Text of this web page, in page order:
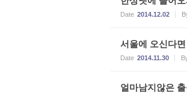
Date 2014.12.02
서울에 오신다
Date 2014.11.30
얼마남지않은